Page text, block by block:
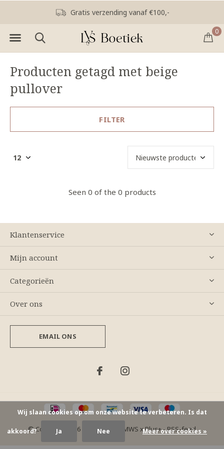
0
Gratis verzending vanaf €100,-
Producten getagd met beige
pullover
FILTER
Seen 0 of the 0 products
Klantenservice
Mijn account
Categorieën
Over ons
EMAIL ONS
© Copyright 2026 - Theme By DMWS xPlus+-RSS-feed
Wij slaan cookies op om onze website te verbeteren. Is dat
akkoord? Ja Nee Meer over cookies »